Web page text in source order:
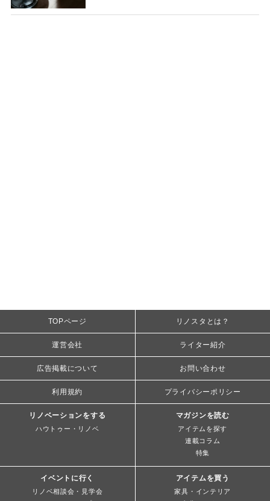
TOPページ リノスタとは？
運営会社 ライター紹介
広告掲載について お問い合わせ
利用規約 プライバシーポリシー
リノベーションをする
ハウトゥー・リノベ
マガジンを読む
アイテムを探す
連載コラム
特集
イベントに行く
リノベ相談会・見学会
アイテムを買う
家具・インテリア